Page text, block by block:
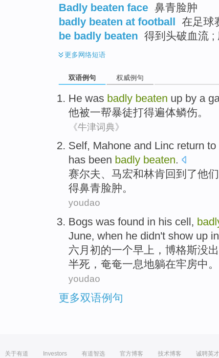
Badly beaten face 鼻青脸肿
badly beaten at football 在足球
be badly beaten 得到头破血流 ;
更多网络短语
双语例句 权威例句
He was badly beaten up by a
他被一帮暴徒打得遍体鳞伤。
《牛津词典》
Self, Mahone and Linc return to
has been badly beaten.
赛尔夫、 马宏和林肯回到 了他们
得鼻青脸肿。
youdao
Bogs was found in his cell,
June, when he didn't show up
六月 初的一个早上 ， 博格斯没
半死，奄奄一息地躺在牢房中。
youdao
更多双语例句
关于有道 Investors 有道智选 官方博客 技术博客 诚聘英才